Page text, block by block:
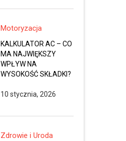
Motoryzacja
KALKULATOR AC – CO
MA NAJWIĘKSZY
WPŁYW NA
WYSOKOŚĆ SKŁADKI?
10 stycznia, 2026
Zdrowie i Uroda